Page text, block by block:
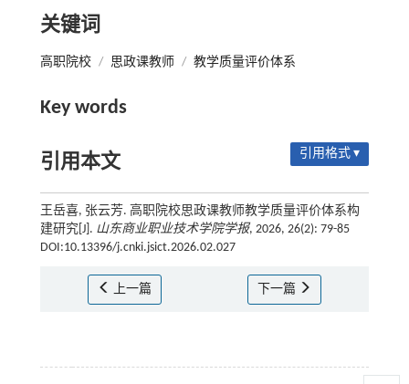
关键词
高职院校 / 思政课教师 / 教学质量评价体系
Key words
引用本文 引用格式 ▾
王岳喜, 张云芳. 高职院校思政课教师教学质量评价体系构
建研究[J]. 山东商业职业技术学院学报, 2026, 26(2): 79-85
DOI:10.13396/j.cnki.jsict.2026.02.027
上一篇 下一篇